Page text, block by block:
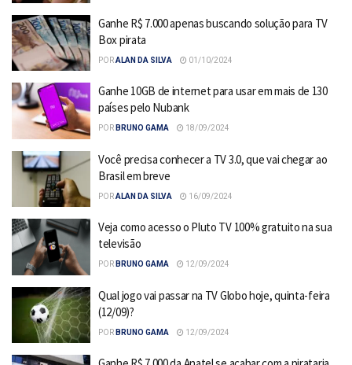
Ganhe R$ 7.000 apenas buscando solução para TV
Box pirata
PORALAN DA SILVA 01/10/2024
Ganhe 10GB de internet para usar em mais de 130
países pelo Nubank
POR BRUNO GAMA 18/09/2024
Você precisa conhecer a TV 3.0, que vai chegar ao
Brasil em breve
PORALAN DA SILVA 16/09/2024
Veja como acesso o Pluto TV 100% gratuito na sua
televisão
POR BRUNO GAMA 12/09/2024
Qual jogo vai passar na TV Globo hoje, quinta-feira
(12/09)?
POR BRUNO GAMA 12/09/2024